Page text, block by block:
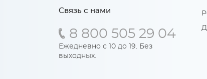
Связь с нами
8 800 505 29 04
Ежедневно с 10 до 19. Без
выходных.